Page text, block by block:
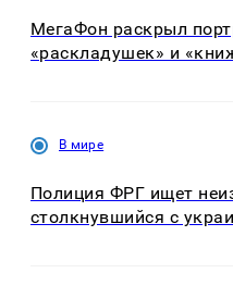
МегаФон раскрыл
«раскладушек» и
В мире
Полиция ФРГ ищет
столкнувшийся с